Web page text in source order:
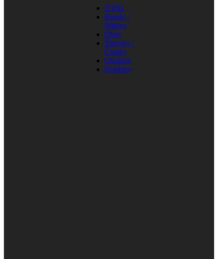
Tričká
Bundy /
Mikiny
Obuv
Šiltovky /
Čiapky
Okuliare
Doplnky